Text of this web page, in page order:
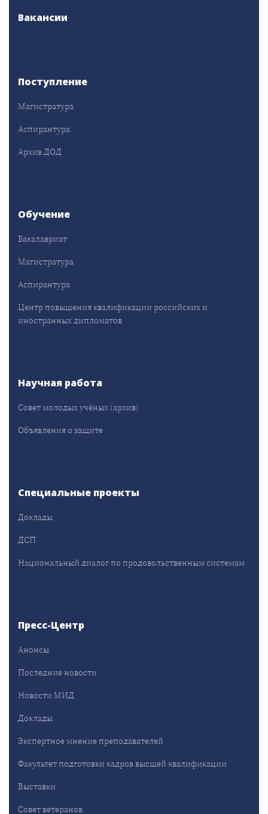
Вакансии
Поступление
Магистратура
Аспирантура
Архив ДОД
Обучение
Бакалавриат
Магистратура
Аспирантура
Центр повышения квалификации российских и
иностранных дипломатов
Научная работа
Совет молодых учёных (архив)
Объявления о защите
Специальные проекты
Доклады
ДСП
Национальный диалог по продовольственным системам
Пресс-Центр
Анонсы
Последние новости
Новости МИД
Доклады
Экспертное мнение преподавателей
Факультет подготовки кадров высшей квалификации
Выставки
Совет ветеранов